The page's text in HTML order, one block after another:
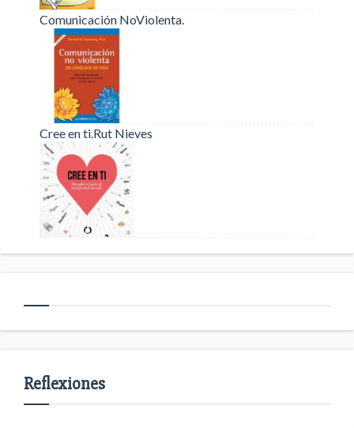
Comunicación NoViolenta.
Cree en ti.Rut Nieves
Reflexiones